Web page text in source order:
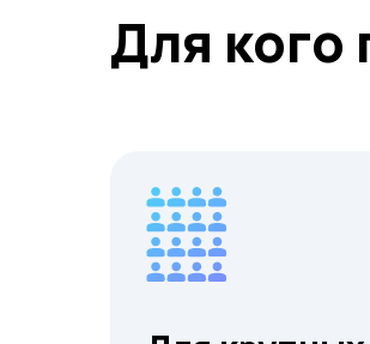
Для кого